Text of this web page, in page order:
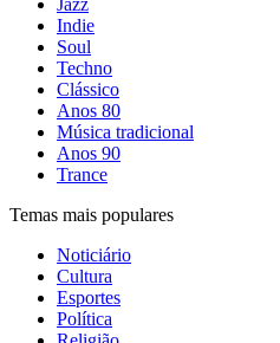
Jazz
Indie
Soul
Techno
Clássico
Anos 80
Música tradicional
Anos 90
Trance
Temas mais populares
Noticiário
Cultura
Esportes
Política